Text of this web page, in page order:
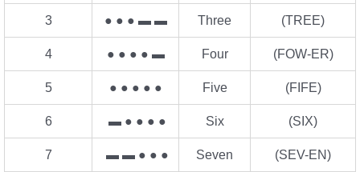
3 ● ● ● ▬ ▬ Three (TREE)
4 ● ● ● ● ▬ Four (FOW-ER)
5 ● ● ● ● ● Five (FIFE)
6 ▬ ● ● ● ● Six (SIX)
7 ▬ ▬ ● ● ● Seven (SEV-EN)